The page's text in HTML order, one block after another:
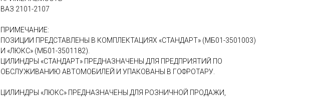
ВАЗ 2101-2107
ПРИМЕЧАНИЕ:
ПОЗИЦИИ ПРЕДСТАВЛЕНЫ В КОМПЛЕКТАЦИЯХ «СТАНДАРТ» (МБ01-3501003)
И «ЛЮКС» (МБ01-3501182).
ЦИЛИНДРЫ «СТАНДАРТ» ПРЕДНАЗНАЧЕНЫ ДЛЯ ПРЕДПРИЯТИЙ ПО
ОБСЛУЖИВАНИЮ АВТОМОБИЛЕЙ И УПАКОВАНЫ В ГОФРОТАРУ.
ЦИЛИНДРЫ «ЛЮКС» ПРЕДНАЗНАЧЕНЫ ДЛЯ РОЗНИЧНОЙ ПРОДАЖИ,